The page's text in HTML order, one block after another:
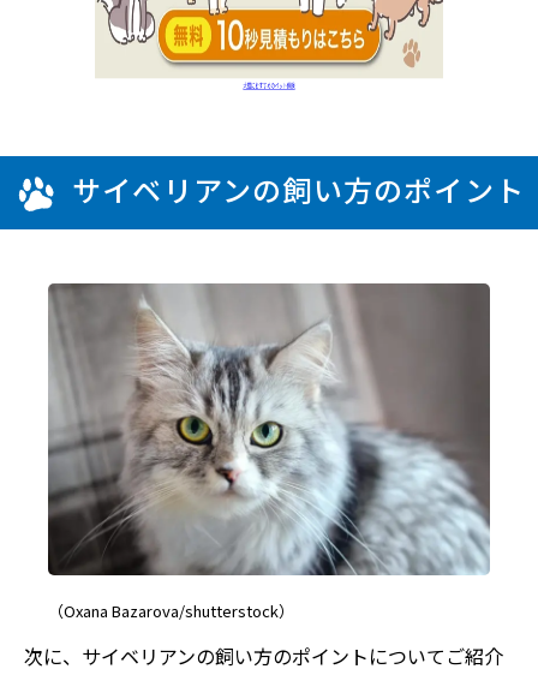
サイベリアンの飼い方のポイント
（Oxana Bazarova/shutterstock）
次に、サイベリアンの飼い方のポイントについてご紹介